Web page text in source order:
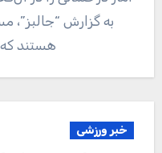
به گزارش “جالبز”،
هستند
خبر ورزشی